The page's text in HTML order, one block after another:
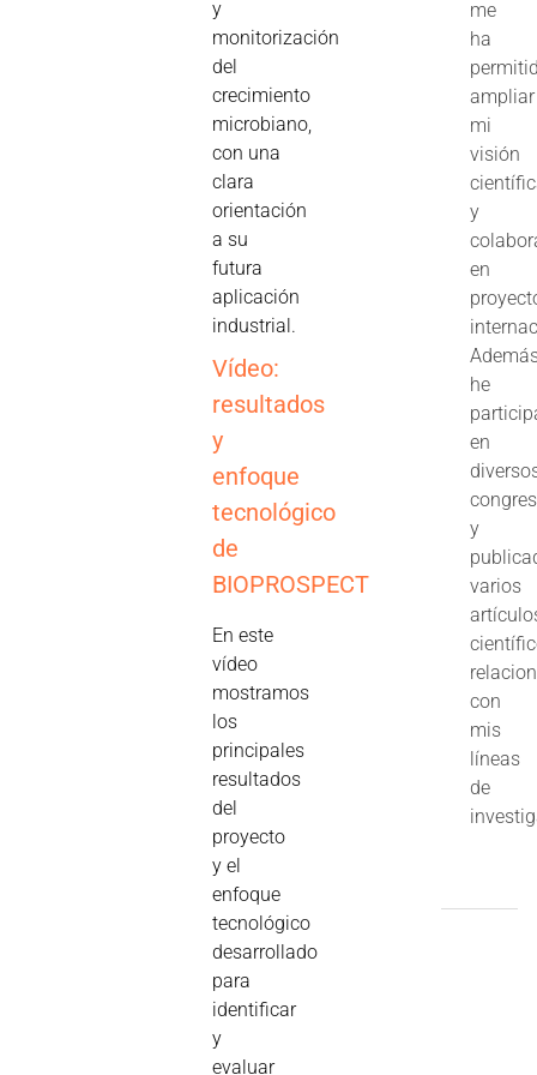
y
monitorización
del
crecimiento
microbiano,
con una
clara
orientación
a su
futura
aplicación
industrial.
Vídeo:
resultados
y
enfoque
tecnológico
de
BIOPROSPECT
En este
vídeo
mostramos
los
principales
resultados
del
proyecto
y el
enfoque
tecnológico
desarrollado
para
identificar
y
evaluar
me
ha
ampliar
mi
visión
y
en
he
en
y
varios
con
mis
líneas
de